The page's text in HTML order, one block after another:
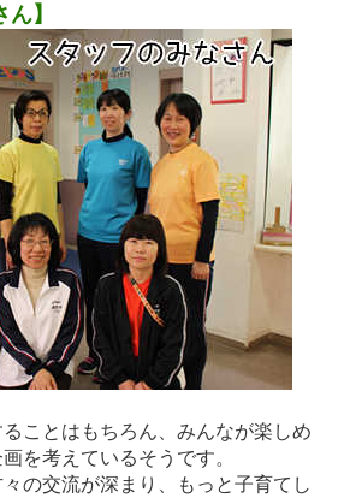
】
ことはもちろん、みんなが楽しめ
を考えているそうです。
の交流が深まり、もっと子育てし